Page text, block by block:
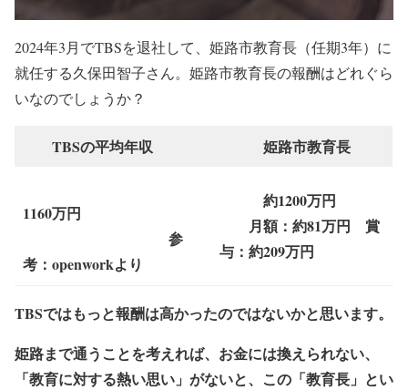
2024年3月でTBSを退社して、姫路市教育長（任期3年）に
就任する久保田智子さん。姫路市教育長の報酬はどれぐら
いなのでしょうか？
TBSの平均年収 姫路市教育長
1160万円
参
考：openworkより
約1200万円
月額：約81万円 賞
与：約209万円
TBSではもっと報酬は高かったのではないかと思います。
姫路まで通うことを考えれば、お金には換えられない、
「教育に対する熱い思い」がないと、この「教育長」とい